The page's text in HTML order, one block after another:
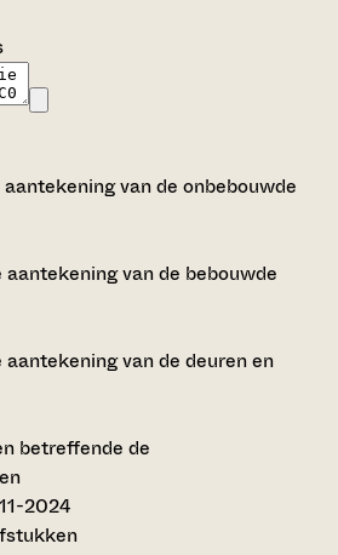
van de onbebouwde
van de bebouwde
van de deuren en
betreffende de
2024